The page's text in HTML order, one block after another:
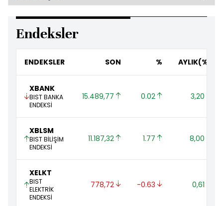
Endeksler
ENDEKSLER SON % AYLIK(%)
XBANK
BIST BANKA
ENDEKSİ
15.489,77 0.02 3,20
XBLSM
BIST BİLİŞİM
ENDEKSİ
11.187,32 1.77 8,00
XELKT
BIST
ELEKTRİK
ENDEKSİ
778,72 -0.63 0,61